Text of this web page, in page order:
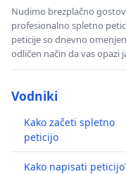
Nudimo brezplačno
profesionalno spletno
peticije so dnevno
odličen način da vas opazi
Vodniki
Kako začeti spletno
peticijo
Kako napisati